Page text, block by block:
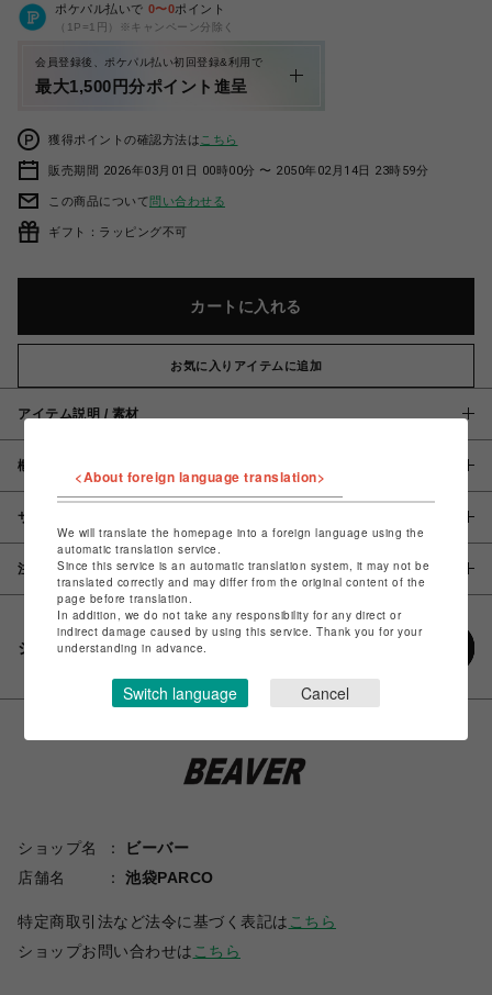
ポケパル払いで 0〜0ポイント
（1P=1円）※キャンペーン分除く
会員登録後、ポケパル払い初回登録&利用で
最大1,500円分ポイント進呈
獲得ポイントの確認方法は こちら
販売期間 2026年03月01日 00時00分 〜 2050年02月14日 23時59分
この商品について問い合わせる
ギフト：ラッピング不可
カートに入れる
お気に入りアイテムに追加
アイテム説明 / 素材
概要
サイズ
注意事項
シェアする
ショップ名
ビーバー
店舗名
池袋PARCO
特定商取引法など法令に基づく表記は こちら
ショップお問い合わせは こちら
<About foreign language translation>
We will translate the homepage into a foreign language using the
automatic translation service.
Since this service is an automatic translation system, it may not be
translated correctly and may differ from the original content of the
page before translation.
In addition, we do not take any responsibility for any direct or
indirect damage caused by using this service. Thank you for your
understanding in advance.
Switch language Cancel